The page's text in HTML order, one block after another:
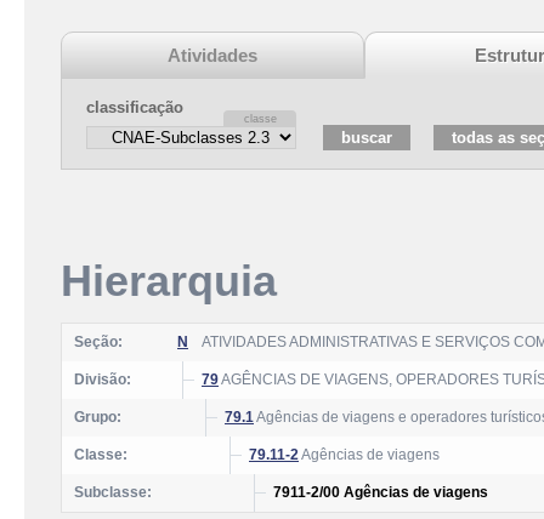
Atividades
classificação
Hierarquia
Seção: N ATIVIDADES ADMINISTRATIVAS E SERVIÇOS
Divisão: 79AGÊNCIAS DE VIAGENS, OPERADORES
Grupo: 79.1Agências de viagens e operadores
Classe: 79.11-2Agências de viagens
Subclasse: 7911-2/00 Agências de viagens